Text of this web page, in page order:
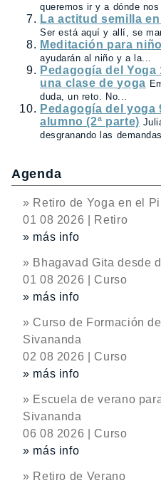
queremos ir y a dónde nos
La actitud semilla
Ser está aquí y allí, se
Meditación para
ayudarán al niño y a la...
Pedagogía del
una clase de yoga
duda, un reto. No...
Pedagogía del yoga
alumno (2ª parte)
desgranando las
Agenda
» Retiro de Yoga en el
01 08 2026 | Retiro
» más info
» Bhagavad Gita desde
01 08 2026 | Curso
» más info
» Curso de Formación
Sivananda
02 08 2026 | Curso
» más info
» Escuela de verano
Sivananda
06 08 2026 | Curso
» más info
» Retiro de Verano